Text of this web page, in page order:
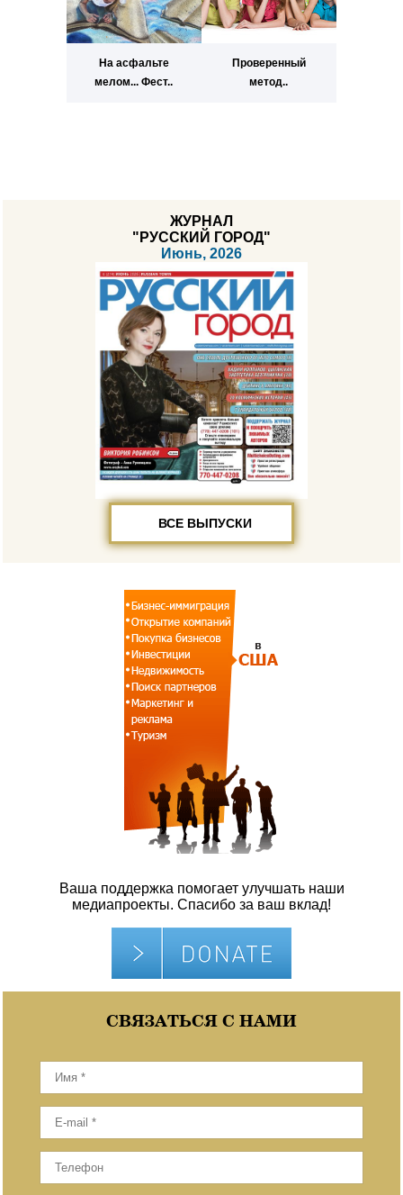
На асфальте
мелом... Фест..
Проверенный
метод..
ЖУРНАЛ
"РУССКИЙ ГОРОД"
Июнь, 2026
ВСЕ ВЫПУСКИ
Ваша поддержка помогает улучшать наши
медиапроекты. Спасибо за ваш вклад!
СВЯЗАТЬСЯ С НАМИ